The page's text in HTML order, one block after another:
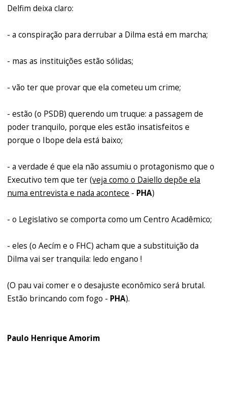
Delfim deixa claro:
- a conspiração para derrubar a Dilma está em marcha;
- mas as instituições estão sólidas;
- vão ter que provar que ela cometeu um crime;
- estão (o PSDB) querendo um truque: a passagem de
poder tranquilo, porque eles estão insatisfeitos e
porque o Ibope dela está baixo;
- a verdade é que ela não assumiu o protagonismo que o
Executivo tem que ter (veja como o Daiello depõe ela
numa entrevista e nada acontece - PHA)
- o Legislativo se comporta como um Centro Acadêmico;
- eles (o Aecím e o FHC) acham que a substituição da
Dilma vai ser tranquila: ledo engano !
(O pau vai comer e o desajuste econômico será brutal.
Estão brincando com fogo - PHA).
Paulo Henrique Amorim